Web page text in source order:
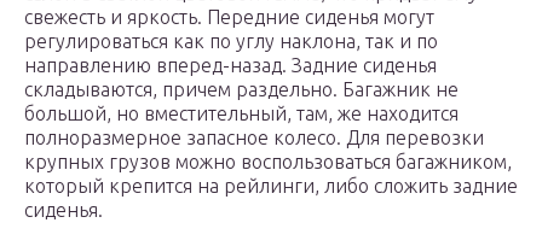
свежесть и яркость. Передние сиденья могут
регулироваться как по углу наклона, так и по
направлению вперед-назад. Задние сиденья
складываются, причем раздельно. Багажник не
большой, но вместительный, там, же находится
полноразмерное запасное колесо. Для перевозки
крупных грузов можно воспользоваться багажником,
который крепится на рейлинги, либо сложить задние
сиденья.